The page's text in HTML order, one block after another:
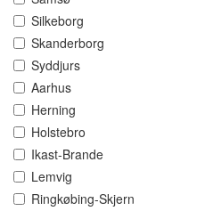
Silkeborg
Skanderborg
Syddjurs
Aarhus
Herning
Holstebro
Ikast-Brande
Lemvig
Ringkøbing-Skjern